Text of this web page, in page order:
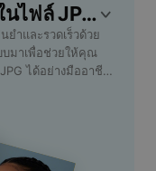
ค์
เทมเพลต แก้ไขข้อความในไฟล์ JPG ฟรี โดย CapCut
ำและรวดเร็วด้วย
บมาเพื่อช่วยให้คุณ
ได้อย่างมืออาชีพ
ภาษา หรือแก้ไขราย
ใช้งานง่ายเหมาะกับ
ดไฟล์ JPG ได้ทันที